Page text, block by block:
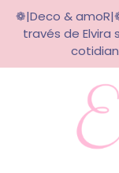
❁|Deco &
través de